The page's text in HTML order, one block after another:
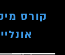
קורס